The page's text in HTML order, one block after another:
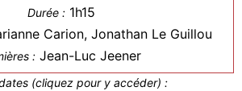
Durée : 1h15
Carion, Jonathan Le Guillou
: Jean-Luc Jeener
9 autres dates (cliquez pour y accéder) :